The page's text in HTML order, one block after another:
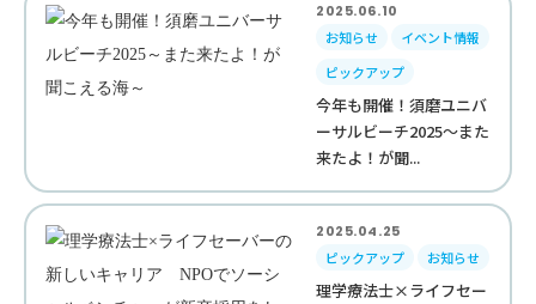
2025.06.10
お知らせ
イベント情報
ピックアップ
今年も開催！須磨ユニバ
ーサルビーチ2025～また
来たよ！が聞...
2025.04.25
ピックアップ
お知らせ
理学療法士×ライフセー